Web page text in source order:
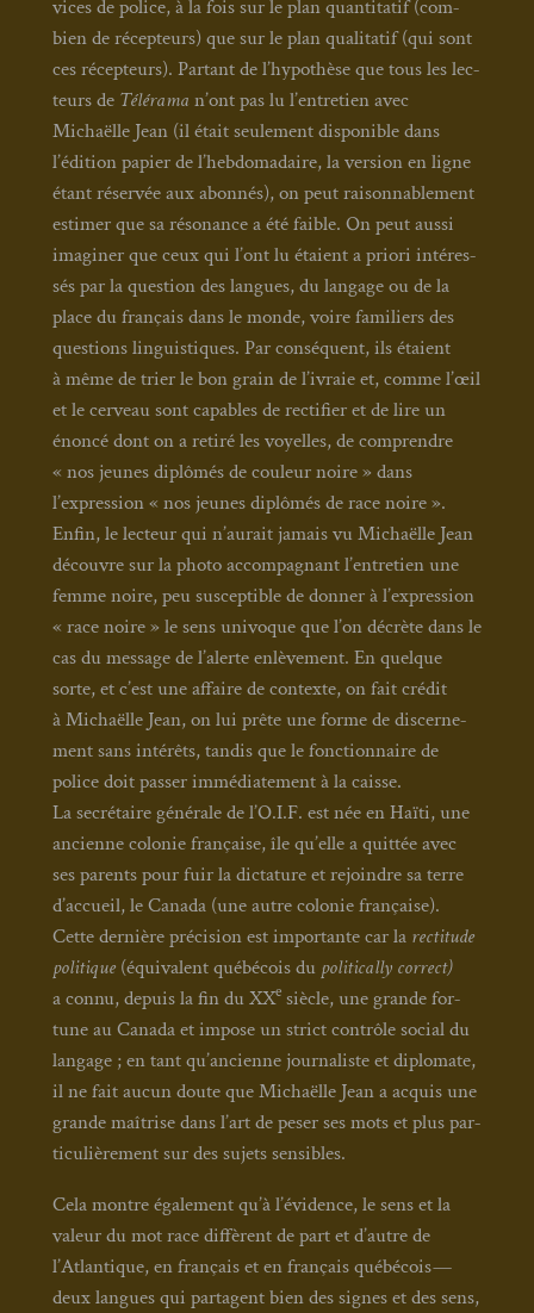
vices de police, à la fois sur le plan quan­ti­ta­tif (com­
bien de récep­teurs) que sur le plan qua­li­ta­tif (qui sont
ces récep­teurs). Par­tant de l’hypothèse que tous les lec­
teurs de Télé­ra­man’ont pas lu l’entretien avec
Michaëlle Jean (il était seule­ment dis­po­nible dans
l’édition papier de l’hebdomadaire, la ver­sion en ligne
étant réser­vée aux abon­nés), on peut rai­son­na­ble­ment
esti­mer que sa réso­nance a été faible. On peut aus­si
ima­gi­ner que ceux qui l’ont lu étaient a prio­ri inté­res­
sés par la ques­tion des langues, du lan­gage ou de la
place du fran­çais dans le monde, voire fami­liers des
ques­tions lin­guis­tiques. Par consé­quent, ils étaient
à même de trier le bon grain de l’ivraie et, comme l’œil
et le cer­veau sont capables de rec­ti­fier et de lire un
énon­cé dont on a reti­ré les voyelles, de com­prendre
« nos jeunes diplô­més de cou­leur noire » dans
l’expression « nos jeunes diplô­més de race noire ».
Enfin, le lec­teur qui n’aurait jamais vu Michaëlle Jean
découvre sur la pho­to accom­pa­gnant l’entretien une
femme noire, peu sus­cep­tible de don­ner à l’expression
« race noire » le sens uni­voque que l’on décrète dans le
cas du mes­sage de l’alerte enlè­ve­ment. En quelque
sorte, et c’est une affaire de contexte, on fait cré­dit
à Michaëlle Jean, on lui prête une forme de dis­cer­ne­
ment sans inté­rêts, tan­dis que le fonc­tion­naire de
police doit pas­ser immé­dia­te­ment à la caisse.
La secré­taire géné­rale de l’O.I.F. est née en Haï­ti, une
ancienne colo­nie fran­çaise, île qu’elle a quit­tée avec
ses parents pour fuir la dic­ta­ture et rejoindre sa terre
d’accueil, le Cana­da (une autre colo­nie fran­çaise).
Cette der­nière pré­ci­sion est impor­tante car la rec­ti­tude
poli­tique (équi­valent qué­bé­cois du poli­ti­cal­ly cor­rect)
a connu, depuis la fin du XXe siècle, une grande for­
tune au Cana­da et impose un strict contrôle social du
lan­gage ; en tant qu’ancienne jour­na­liste et diplo­mate,
il ne fait aucun doute que Michaëlle Jean a acquis une
grande maî­trise dans l’art de peser ses mots et plus par­
ti­cu­liè­re­ment sur des sujets sen­sibles.
Cela montre éga­le­ment qu’à l’évidence, le sens et la
valeur du mot race dif­fèrent de part et d’autre de
l’Atlantique, en fran­çais et en fran­çais qué­bé­cois —
deux langues qui par­tagent bien des signes et des sens,